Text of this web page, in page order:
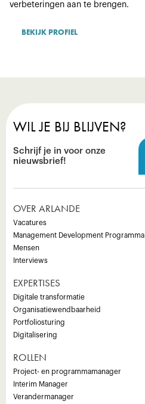
verbeteringen aan te brengen.
BEKIJK PROFIEL
WIL JE BIJ BLIJVEN?
Schrijf je in voor onze
nieuwsbrief!
OVER ARLANDE
Vacatures
Management Development Programma
Mensen
Interviews
EXPERTISES
Digitale transformatie
Organisatiewendbaarheid
Portfoliosturing
Digitalisering
ROLLEN
Project- en programmamanager
Interim Manager
Verandermanager